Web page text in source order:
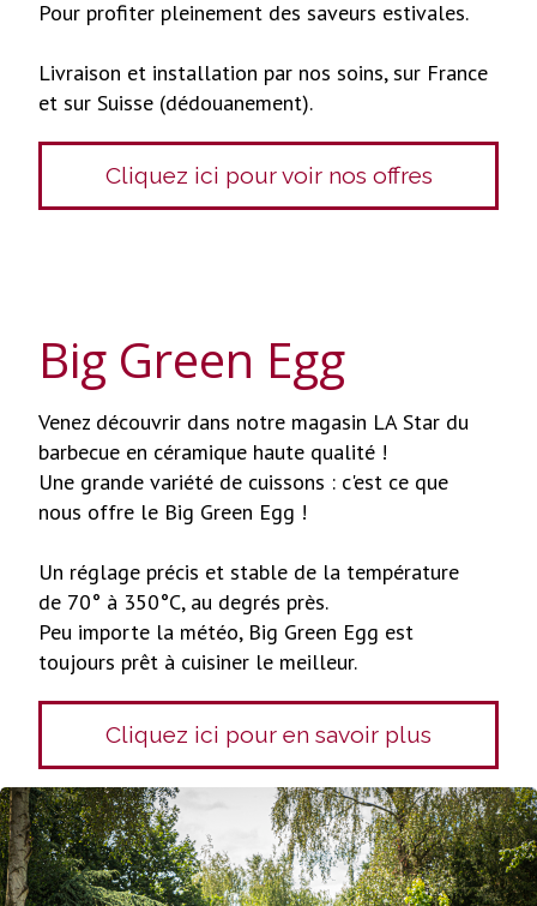
Pour profiter pleinement des saveurs estivales.
Livraison et installation par nos soins, sur France
et sur Suisse (dédouanement).
Cliquez ici pour voir nos offres
Big Green Egg
Venez découvrir dans notre magasin LA Star du
barbecue en céramique haute qualité !
Une grande variété de cuissons : c'est ce que
nous offre le Big Green Egg !
Un réglage précis et stable de la température
de 70° à 350°C, au degrés près.
Peu importe la météo, Big Green Egg est
toujours prêt à cuisiner le meilleur.
Cliquez ici pour en savoir plus